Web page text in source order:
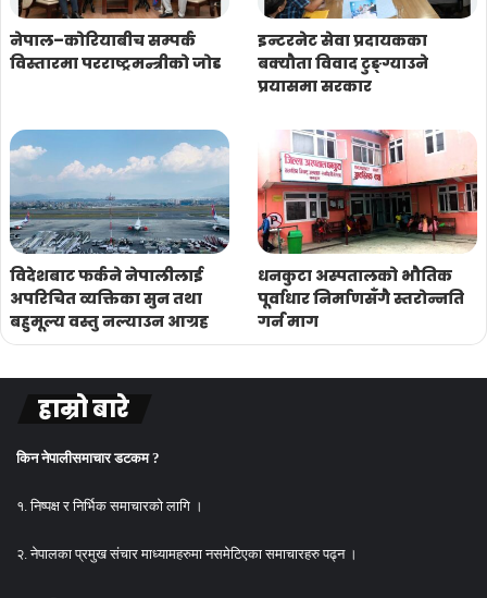
नेपाल–कोरियाबीच सम्पर्क
विस्तारमा परराष्ट्रमन्त्रीको जोड
इन्टरनेट सेवा प्रदायकका
बक्यौता विवाद टुङ्ग्याउने
प्रयासमा सरकार
विदेशबाट फर्कने नेपालीलाई
अपरिचित व्यक्तिका सुन तथा
बहुमूल्य वस्तु नल्याउन आग्रह
धनकुटा अस्पतालको भौतिक
पूर्वाधार निर्माणसँगै स्तरोन्नति
गर्न माग
हाम्रो बारे
किन नेपालीसमाचार डटकम ?
१. निष्पक्ष र निर्भिक समाचारको लागि ।
२. नेपालका प्रमुख संचार माध्यामहरुमा नसमेटिएका समाचारहरु पढ्न ।